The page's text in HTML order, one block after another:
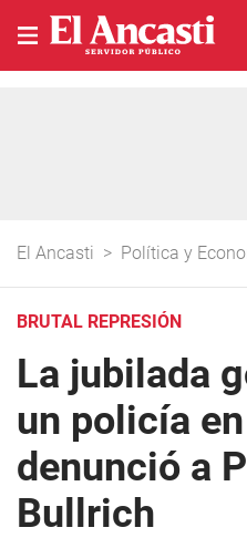
El Ancasti > Política y
BRUTAL REPRESIÓN
La jubilada
un policía
denunció a
Bullrich